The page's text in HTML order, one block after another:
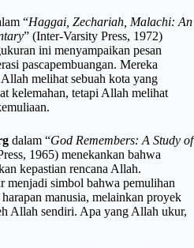
“Haggai, Zechariah, Malachi: An
” (Inter-Varsity Press, 1972)
ini menyampaikan pesan
pascapembuangan. Mereka
melihat sebuah kota yang
kelemahan, tetapi Allah melihat
dalam “God Remembers: A Study of
1965) menekankan bahwa
kepastian rencana Allah.
menjadi simbol bahwa pemulihan
manusia, melainkan proyek
Allah sendiri. Apa yang Allah ukur,